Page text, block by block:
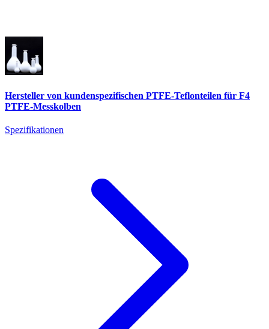
Hersteller von kundenspezifischen PTFE-Teflonteilen für F4
PTFE-Messkolben
Spezifikationen